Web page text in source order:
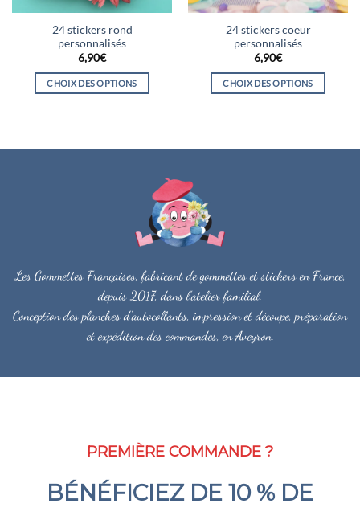
du
produit
la
page
du
produit
24 stickers rond
personnalisés
6,90€
CHOIX DES OPTIONS
plusieurs
sur
page
du
produit
24 stickers coeur
personnalisés
6,90€
CHOIX DES OPTIONS
plusieurs
sur
du
produit
Les Gommettes Françaises, fabricant de gommettes et stickers en France,
depuis 2017, dans l'atelier familial.
Conception des planches d'autocollants, impression et découpe, préparation
et expédition des commandes, en Aveyron.